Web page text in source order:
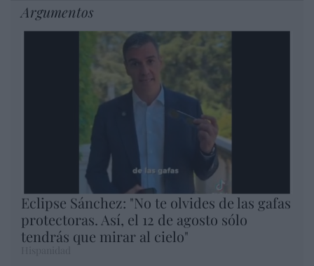
Argumentos
Eclipse Sánchez: "No te olvides de las gafas
protectoras. Así, el 12 de agosto sólo
tendrás que mirar al cielo"